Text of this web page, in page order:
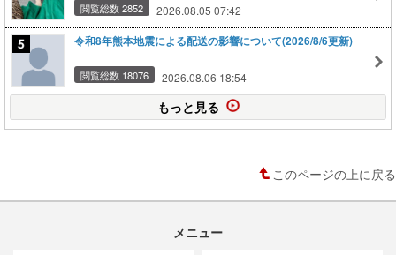
閲覧総数 2852 2026.08.05 07:42
令和8年熊本地震による配送の影響について(2026/8/6更新)
閲覧総数 18076 2026.08.06 18:54
もっと見る
このページの上に戻る
メニュー